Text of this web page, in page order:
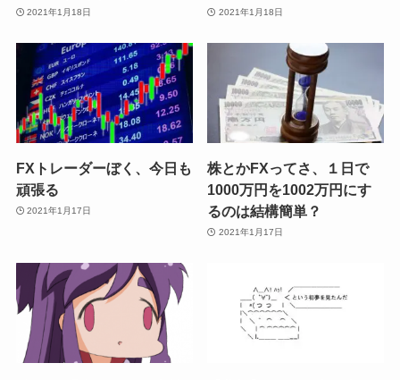
2021年1月18日 2021年1月18日
FXトレーダーぼく、今日も
頑張る
2021年1月17日
株とかFXってさ、１日で
1000万円を1002万円にす
るのは結構簡単？
2021年1月17日